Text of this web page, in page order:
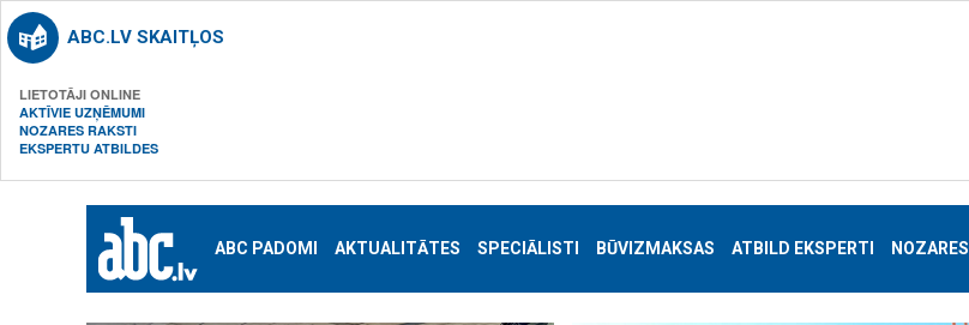
ABC.LV SKAITĻOS
LIETOTĀJI ONLINE
AKTĪVIE UZŅĒMUMI
NOZARES RAKSTI
EKSPERTU ATBILDES
ABC PADOMI AKTUALITĀTES SPECIĀLISTI BŪVIZMAKSAS ATBILD EKSPERTI NOZARES